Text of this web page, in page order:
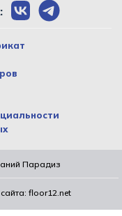
Парадиз
floor12.net